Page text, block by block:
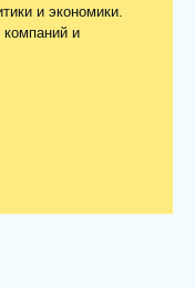
и экономики.
и